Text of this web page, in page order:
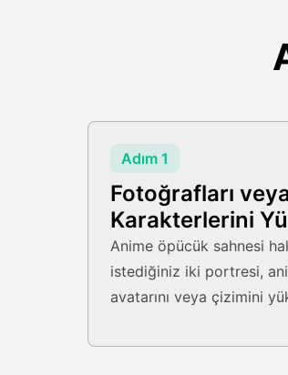
Adım 1
Fotoğrafları
Karakterlerini
Anime öpücük sahnesi
istediğiniz iki portresi,
avatarını veya çizimini